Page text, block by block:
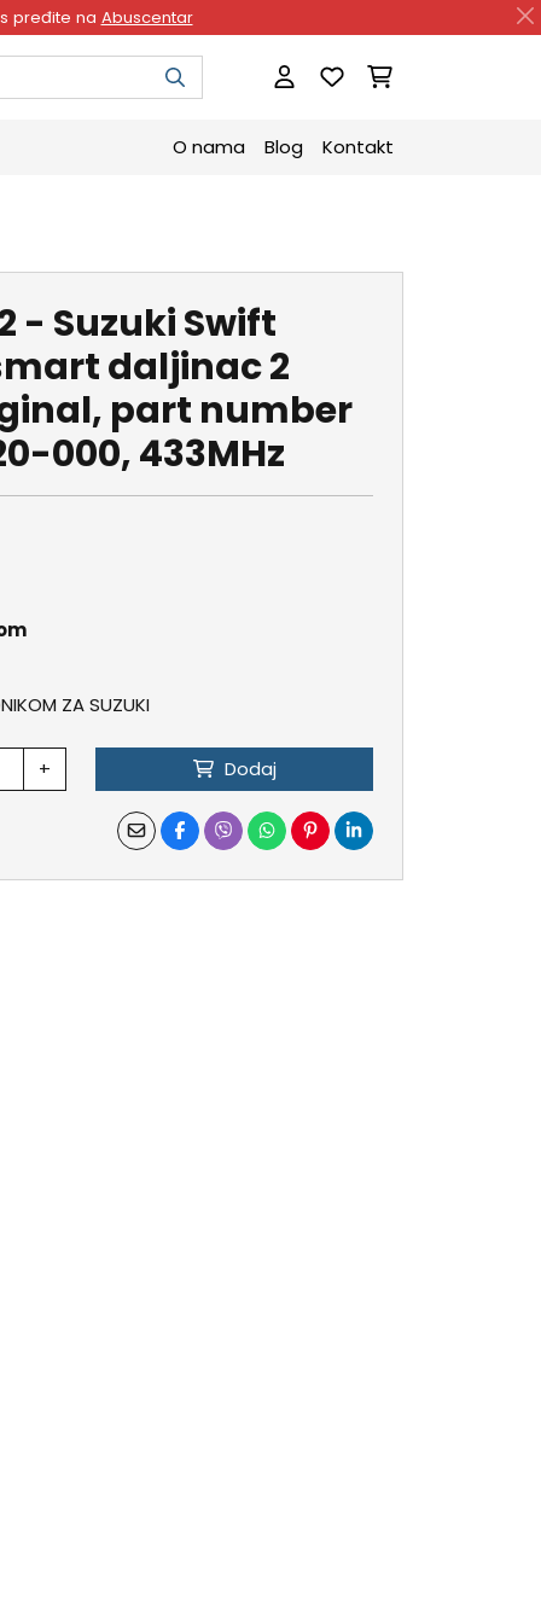
pređite na Abuscentar
O nama Blog Kontakt
- Suzuki Swift
daljinac 2
part number
000, 433MHz
ZA SUZUKI
+ Dodaj